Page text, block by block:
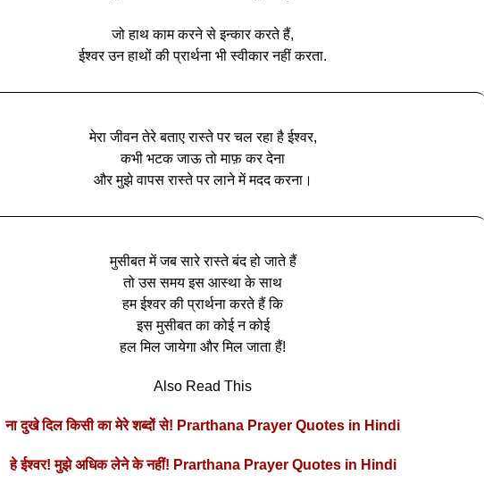
जो हाथ काम करने से इन्कार करते हैं,
ईश्वर उन हाथों की प्रार्थना भी स्वीकार नहीं करता.
मेरा जीवन तेरे बताए रास्ते पर चल रहा है ईश्वर,
कभी भटक जाऊ तो माफ़ कर देना
और मुझे वापस रास्ते पर लाने में मदद करना।
मुसीबत में जब सारे रास्ते बंद हो जाते हैं
तो उस समय इस आस्था के साथ
हम ईश्वर की प्रार्थना करते हैं कि
इस मुसीबत का कोई न कोई
हल मिल जायेगा और मिल जाता हैं!
Also Read This
ना दुखे दिल किसी का मेरे शब्‍दों से! Prarthana Prayer Quotes in Hindi
हे ईश्वर! मुझे अधिक लेने के नहीं! Prarthana Prayer Quotes in Hindi